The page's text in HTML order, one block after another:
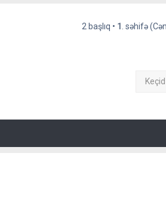
2 başlıq • 1 . səhifə